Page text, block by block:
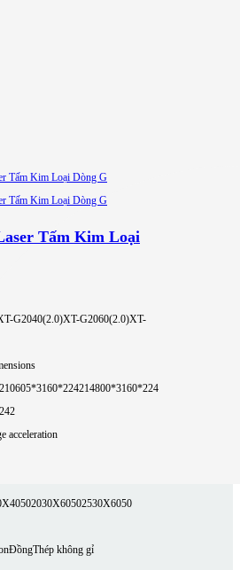
Tấm Kim Loại
G2040(2.0)XT-G2060(2.0)XT-
10605*3160*224214800*3160*224
acceleration
2030X60502530X6050
ĐồngThép không gỉ